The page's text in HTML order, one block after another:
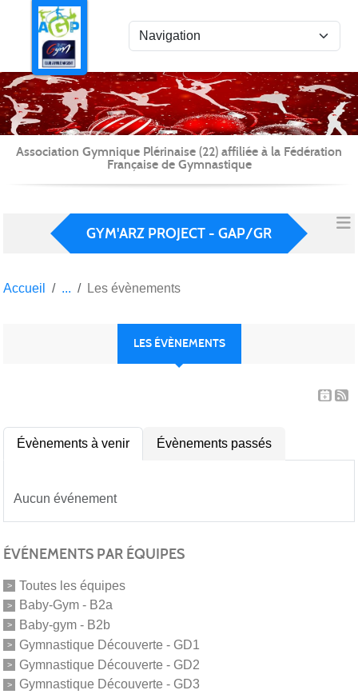
Association Gymnique Plérinaise (22) affiliée à la Fédération
Française de Gymnastique
GYM'ARZ PROJECT - GAP/GR
Accueil Les évènements
LES ÉVÈNEMENTS
Évènements à venir Évènements passés
Aucun événement
ÉVÉNEMENTS PAR ÉQUIPES
Toutes les équipes
Baby-Gym - B2a
Baby-gym - B2b
Gymnastique Découverte - GD1
Gymnastique Découverte - GD2
Gymnastique Découverte - GD3
Panneau de gestion des cookies